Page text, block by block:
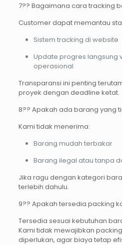
7?? Bagaimana cara tracking
Customer dapat memantau
Sistem tracking di website
Update progres langsung
operasional
Transparansi ini penting
proyek dengan deadline ketat.
8?? Apakah ada barang yang
Kami tidak menerima:
Barang mudah terbakar
Barang ilegal atau tanpa
Jika ragu dengan kategori
terlebih dahulu.
9?? Apakah tersedia packing
Tersedia sesuai kebutuhan
Kami tidak mewajibkan
diperlukan, agar biaya tetap